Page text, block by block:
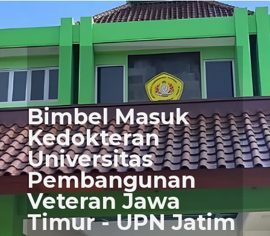
Bimbel Masuk
Kedokteran
Universitas
Pembangunan
Veteran Jawa
Timur - UPN Jatim